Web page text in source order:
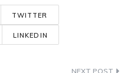
TWITTER
LINKEDIN